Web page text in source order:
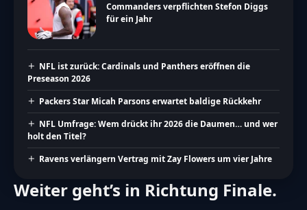
Commanders verpflichten Stefon Diggs
für ein Jahr
NFL ist zurück: Cardinals und Panthers eröffnen die
Preseason 2026
Packers Star Micah Parsons erwartet baldige Rückkehr
NFL Umfrage: Wem drückt ihr 2026 die Daumen… und wer
holt den Titel?
Ravens verlängern Vertrag mit Zay Flowers um vier Jahre
Weiter geht’s in Richtung Finale.